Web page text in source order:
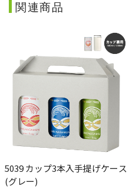
関連商品
5039 カップ3本入手提げケース
(グレー)